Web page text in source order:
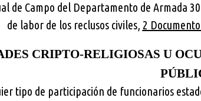
de Campo del Departamento de Armada
de labor de los reclusos civiles, 2
CRIPTO-RELIGIOSAS U
tipo de participación de funcionarios